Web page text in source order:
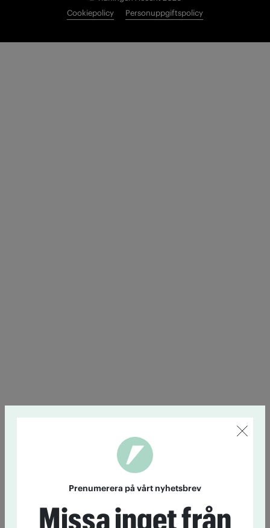
Cookiepolicy
Personuppgiftspolicy
Prenumerera på vårt nyhetsbrev
Missa inget från